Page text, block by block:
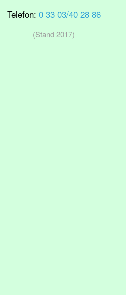
Telefon: 0 33 03/40 28 86
(Stand 2017)